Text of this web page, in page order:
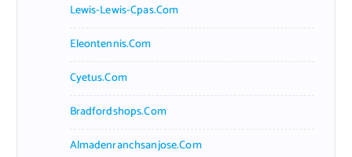
Lewis-Lewis-Cpas.com
Eleontennis.com
Cyetus.com
Bradfordshops.com
Almadenranchsanjose.com